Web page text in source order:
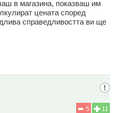
в магазина, показваш им
цената според
справедливостта ви ще
11
5